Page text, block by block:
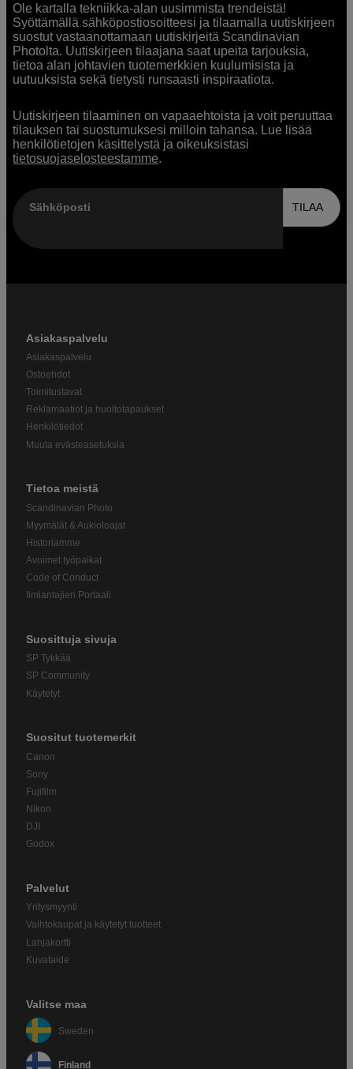
Ole kartalla tekniikka-alan uusimmista trendeistä!
Syöttämällä sähköpostiosoitteesi ja tilaamalla uutiskirjeen
suostut vastaanottamaan uutiskirjeitä Scandinavian
Photolta. Uutiskirjeen tilaajana saat upeita tarjouksia,
tietoa alan johtavien tuotemerkkien kuulumisista ja
uutuuksista sekä tietysti runsaasti inspiraatiota.
Uutiskirjeen tilaaminen on vapaaehtoista ja voit peruuttaa
tilauksen tai suostumuksesi milloin tahansa. Lue lisää
henkilötietojen käsittelystä ja oikeuksistasi
tietosuojaselosteestamme.
Sähköposti TILAA
Asiakaspalvelu
Asiakaspalvelu
Ostoehdot
Toimitustavat
Reklamaatiot ja huoltotapaukset
Henkilötiedot
Muuta evästeasetuksia
Tietoa meistä
Scandinavian Photo
Myymälät & Aukioloajat
Historiamme
Avoimet työpaikat
Code of Conduct
Ilmiantajien Portaali
Suosittuja sivuja
SP Tykkää
SP Community
Käytetyt
Suositut tuotemerkit
Canon
Sony
Fujifilm
Nikon
DJI
Godox
Palvelut
Yritysmyynti
Vaihtokaupat ja käytetyt tuotteet
Lahjakortti
Kuvataide
Valitse maa
Sweden
Finland